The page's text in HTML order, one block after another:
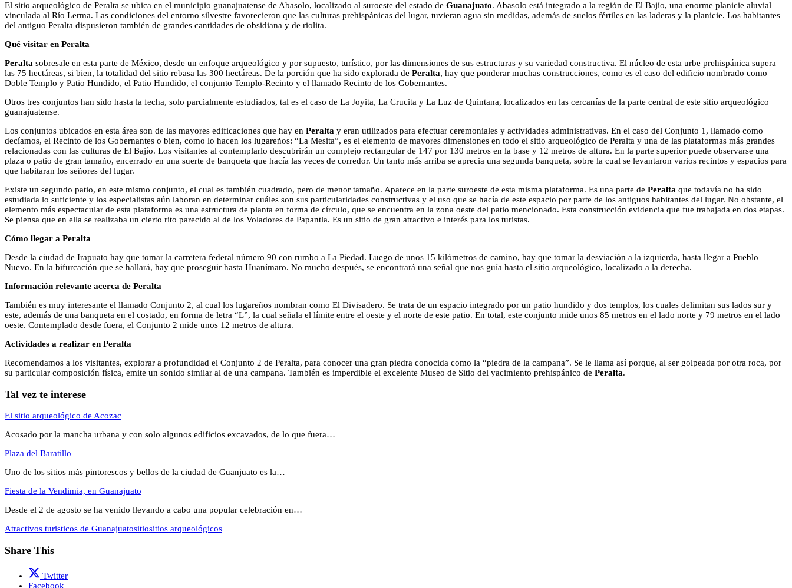
El sitio arqueológico de Peralta se ubica en el municipio guanajuatense de Abasolo, localizado al suroeste del estado de Guanajuato. Abasolo está integrado a la región de El Bajío, una enorme planicie aluvial
vinculada al Río Lerma. Las condiciones del entorno silvestre favorecieron que las culturas prehispánicas del lugar, tuvieran agua sin medidas, además de suelos fértiles en las laderas y la planicie. Los habitantes
del antiguo Peralta dispusieron también de grandes cantidades de obsidiana y de riolita.
Qué visitar en Peralta
Peralta sobresale en esta parte de México, desde un enfoque arqueológico y por supuesto, turístico, por las dimensiones de sus estructuras y su variedad constructiva. El núcleo de esta urbe prehispánica supera
las 75 hectáreas, si bien, la totalidad del sitio rebasa las 300 hectáreas. De la porción que ha sido explorada de Peralta, hay que ponderar muchas construcciones, como es el caso del edificio nombrado como
Doble Templo y Patio Hundido, el Patio Hundido, el conjunto Templo-Recinto y el llamado Recinto de los Gobernantes.
Otros tres conjuntos han sido hasta la fecha, solo parcialmente estudiados, tal es el caso de La Joyita, La Crucita y La Luz de Quintana, localizados en las cercanías de la parte central de este sitio arqueológico
guanajuatense.
Los conjuntos ubicados en esta área son de las mayores edificaciones que hay en Peralta y eran utilizados para efectuar ceremoniales y actividades administrativas. En el caso del Conjunto 1, llamado como
decíamos, el Recinto de los Gobernantes o bien, como lo hacen los lugareños: “La Mesita”, es el elemento de mayores dimensiones en todo el sitio arqueológico de Peralta y una de las plataformas más grandes
relacionadas con las culturas de El Bajío. Los visitantes al contemplarlo descubrirán un complejo rectangular de 147 por 130 metros en la base y 12 metros de altura. En la parte superior puede observarse una
plaza o patio de gran tamaño, encerrado en una suerte de banqueta que hacía las veces de corredor. Un tanto más arriba se aprecia una segunda banqueta, sobre la cual se levantaron varios recintos y espacios para
que habitaran los señores del lugar.
Existe un segundo patio, en este mismo conjunto, el cual es también cuadrado, pero de menor tamaño. Aparece en la parte suroeste de esta misma plataforma. Es una parte de Peralta que todavía no ha sido
estudiada lo suficiente y los especialistas aún laboran en determinar cuáles son sus particularidades constructivas y el uso que se hacía de este espacio por parte de los antiguos habitantes del lugar. No obstante, el
elemento más espectacular de esta plataforma es una estructura de planta en forma de círculo, que se encuentra en la zona oeste del patio mencionado. Esta construcción evidencia que fue trabajada en dos etapas.
Se piensa que en ella se realizaba un cierto rito parecido al de los Voladores de Papantla. Es un sitio de gran atractivo e interés para los turistas.
Cómo llegar a Peralta
Desde la ciudad de Irapuato hay que tomar la carretera federal número 90 con rumbo a La Piedad. Luego de unos 15 kilómetros de camino, hay que tomar la desviación a la izquierda, hasta llegar a Pueblo
Nuevo. En la bifurcación que se hallará, hay que proseguir hasta Huanímaro. No mucho después, se encontrará una señal que nos guía hasta el sitio arqueológico, localizado a la derecha.
Información relevante acerca de Peralta
También es muy interesante el llamado Conjunto 2, al cual los lugareños nombran como El Divisadero. Se trata de un espacio integrado por un patio hundido y dos templos, los cuales delimitan sus lados sur y
este, además de una banqueta en el costado, en forma de letra “L”, la cual señala el límite entre el oeste y el norte de este patio. En total, este conjunto mide unos 85 metros en el lado norte y 79 metros en el lado
oeste. Contemplado desde fuera, el Conjunto 2 mide unos 12 metros de altura.
Actividades a realizar en Peralta
Recomendamos a los visitantes, explorar a profundidad el Conjunto 2 de Peralta, para conocer una gran piedra conocida como la “piedra de la campana”. Se le llama así porque, al ser golpeada por otra roca, por
su particular composición física, emite un sonido similar al de una campana. También es imperdible el excelente Museo de Sitio del yacimiento prehispánico de Peralta.
Tal vez te interese
El sitio arqueológico de Acozac
Acosado por la mancha urbana y con solo algunos edificios excavados, de lo que fuera…
Plaza del Baratillo
Uno de los sitios más pintorescos y bellos de la ciudad de Guanjuato es la…
Fiesta de la Vendimia, en Guanajuato
Desde el 2 de agosto se ha venido llevando a cabo una popular celebración en…
Atractivos turisticos de Guanajuatositiositios arqueológicos
Share This
Twitter
Facebook